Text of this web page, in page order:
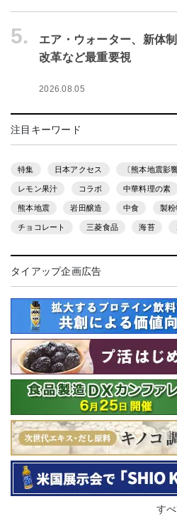
5.
エア・ウォーター、新体
改革など最重要視
2026.08.05
注目キーワード
特集 日本アクセス 〔熊本地震影響
レモン果汁 コラボ 中華料理の素
熊本地震 岩田醸造 中食 製粉
チョコレート 三菱食品 海苔
タイアップ企画広告
す